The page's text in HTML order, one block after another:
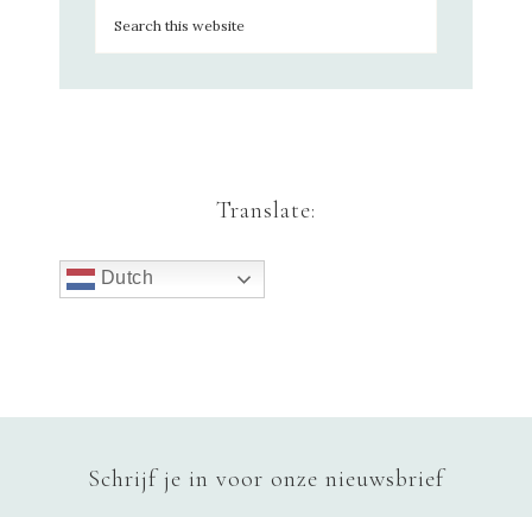
Translate:
Dutch
Schrijf je in voor onze nieuwsbrief